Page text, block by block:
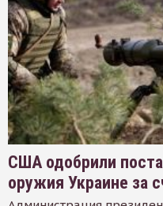
США одобрили
оружия Украине за